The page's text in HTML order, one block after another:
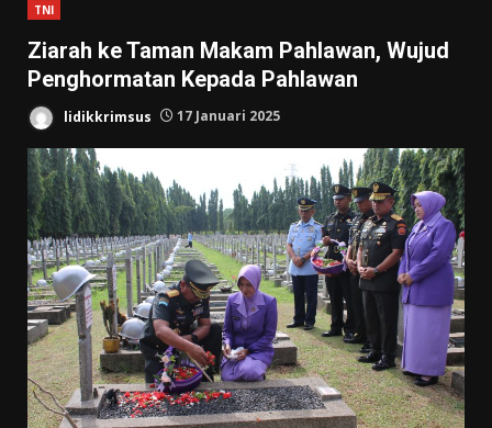
TNI
Ziarah ke Taman Makam Pahlawan, Wujud
Penghormatan Kepada Pahlawan
lidikkrimsus 17 Januari 2025